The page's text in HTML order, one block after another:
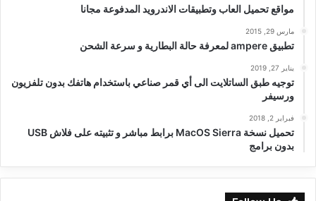
مواقع تحميل العاب وتطبيقات الاندرويد المدفوعة مجانا
مارس 29, 2015
تطبيق ampere لمعرفة حالة البطارية و سرعة الشحن
يناير 27, 2019
توجيه طبق الساتلايت الى أي قمر صناعي باستخدام هاتفك بدون تلفزيون
ورسيفر
فبراير 2, 2018
تحميل نسخة MacOS Sierra برابط مباشر و تثبيته على فلاش USB
بدون برامج